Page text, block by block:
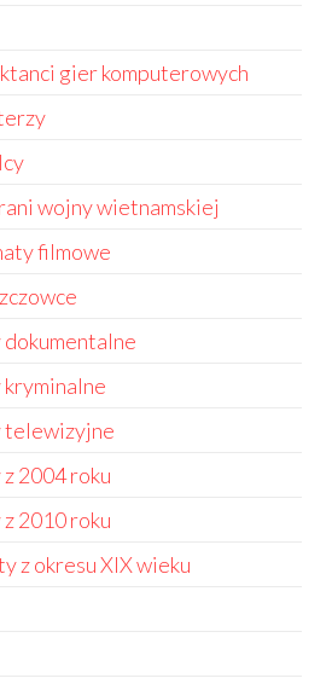
gier komputerowych
wojny wietnamskiej
filmowe
telewizyjne
2004 roku
2010 roku
z okresu XIX wieku